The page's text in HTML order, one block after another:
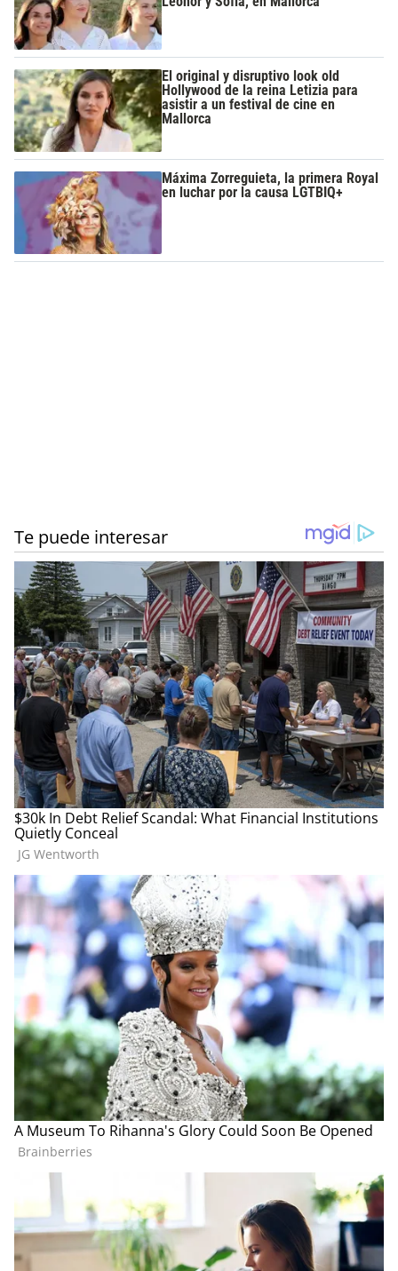
El original y disruptivo look old
Hollywood de la reina Letizia para
asistir a un festival de cine en
Mallorca
Máxima Zorreguieta, la primera Royal
en luchar por la causa LGTBIQ+